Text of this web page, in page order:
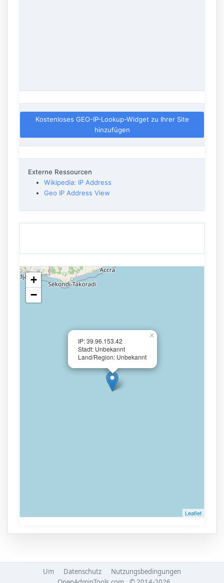
Kostenloses GEO-IP-Lookup-Widget zu Ihrer Site
hinzufügen
Externe Ressourcen
Wikipedia: IP Address
Geo IP Address View
IP: 39.96.153.42
Stadt: Unbekannt
Land/Region: Unbekannt
×
+
−
Leaflet
Um Datenschutz
Nutzungsbedingungen